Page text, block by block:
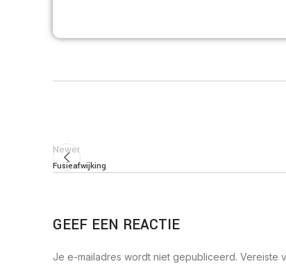
Newer
Fusieafwijking
GEEF EEN REACTIE
Je e-mailadres wordt niet gepubliceerd. Vereiste